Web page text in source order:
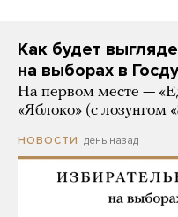
Как будет
на выборах в
На первом месте —
«Яблоко» (с лозунгом
НОВОСТИ день назад